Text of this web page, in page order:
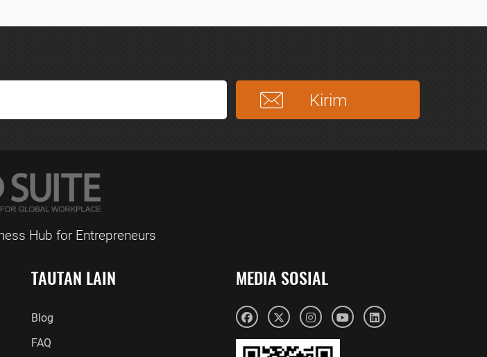
Hub for Entrepreneurs
TAUTAN LAIN
Blog
FAQ
MEDIA SOSIAL